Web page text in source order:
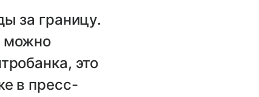
за границу.
можно
это
в пресс-